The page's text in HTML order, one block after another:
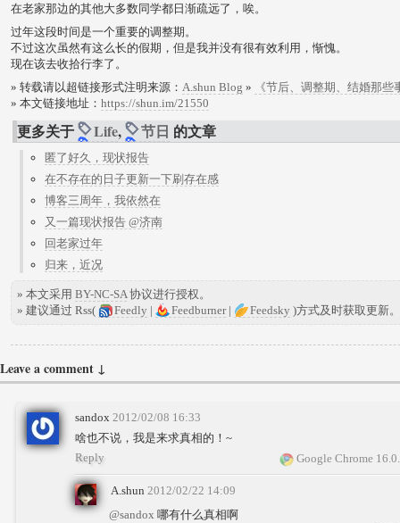
在老家那边的其他大多数同学都日渐疏远了，唉。
过年这段时间是一个重要的调整期。
不过这次虽然有这么长的假期，但是我并没有很有效利用，惭愧。
现在该去收拾行李了。
» 转载请以超链接形式注明来源： A.shun Blog »
《节后、调整期、结婚那些
» 本文链接地址： https://shun.im/21550
更多关于 Life, 节日 的文章
匿了好久，现状报告
在不存在的日子更新一下刷存在感
博客三周年，我依然在
又一篇现状报告 @济南
回老家过年
归来，近况
» 本文采用 BY-NC-SA协议进行授权。
» 建议通过 Rss(
Feedly | Feedburner| Feedsky )方式及时获取更新。
Leave a comment ↓
sandox 2012/02/08 16:33
啥也不说，我是来求真相的！~
Google Chrome
Reply
A.shun 2012/02/22 14:09
@sandox 哪有什么真相啊